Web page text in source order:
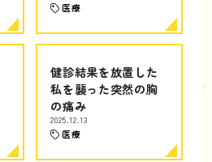
医療
健診結果を放置した
私を襲った突然の胸
の痛み
2025.12.13
医療